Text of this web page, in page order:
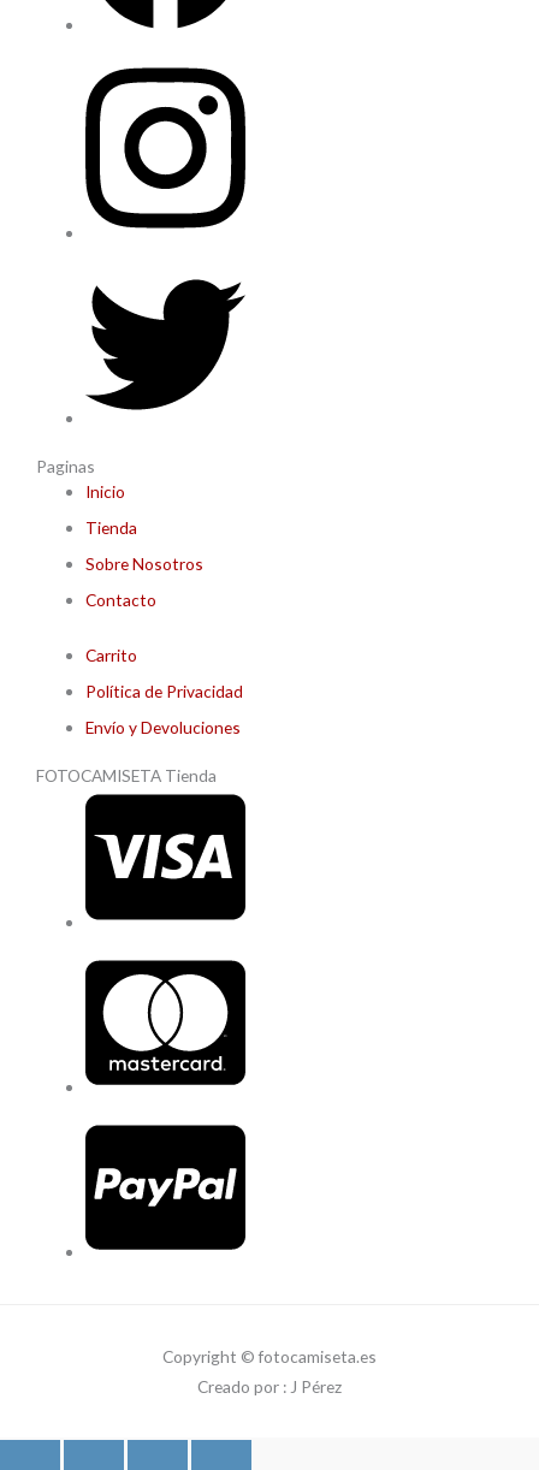
Paginas
Inicio
Tienda
Sobre Nosotros
Contacto
Carrito
Política de Privacidad
Envío y Devoluciones
FOTOCAMISETA Tienda
Copyright © fotocamiseta.es
Creado por : J Pérez